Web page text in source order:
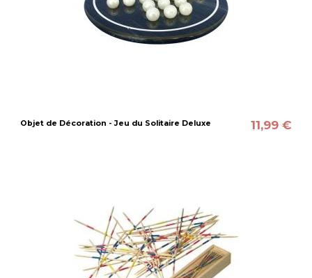
Objet de Décoration - Jeu du Solitaire Deluxe 11,99 €